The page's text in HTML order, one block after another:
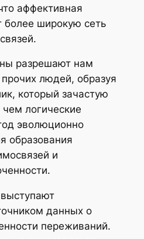
аффективная
более широкую сеть
разрешают нам
людей, образуя
который зачастую
логические
эволюционно
образования
и
данных о
переживаний.